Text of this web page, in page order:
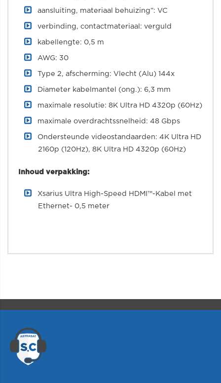
aansluiting, materiaal behuizing”: VC
verbinding, contactmateriaal: verguld
kabellengte: 0,5 m
AWG: 30
Type 2, afscherming: Vlecht (Alu) 144x
Diameter kabelmantel (ong.): 6,3 mm
maximale resolutie: 8K Ultra HD 4320p (60Hz)
maximale overdrachtssnelheid: 48 Gbps
Ondersteunde videostandaarden: 4K Ultra HD
2160p (120Hz), 8K Ultra HD 4320p (60Hz)
Inhoud verpakking:
Xsarius Ultra High-Speed HDMI™-Kabel met
Ethernet- 0,5 meter